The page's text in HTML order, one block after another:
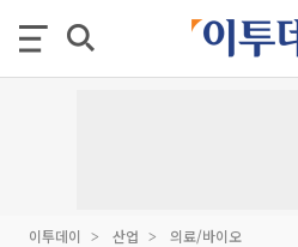
이투데이 산업 의료/바이오